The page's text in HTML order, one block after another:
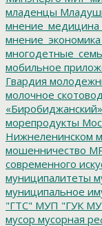
младенцы
мнение_медицина
мнение_экономика
мобильное
Гвардия
молочное
«Биробиджанский»
морепродукты
Нижнеленинском
мошенничество
современного
муниципалитеты
муниципальное
"ГТС" МУП "ГУК
мусор мусорная